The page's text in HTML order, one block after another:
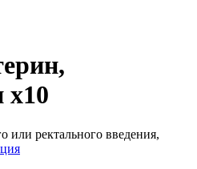
x10
или ректального введения,